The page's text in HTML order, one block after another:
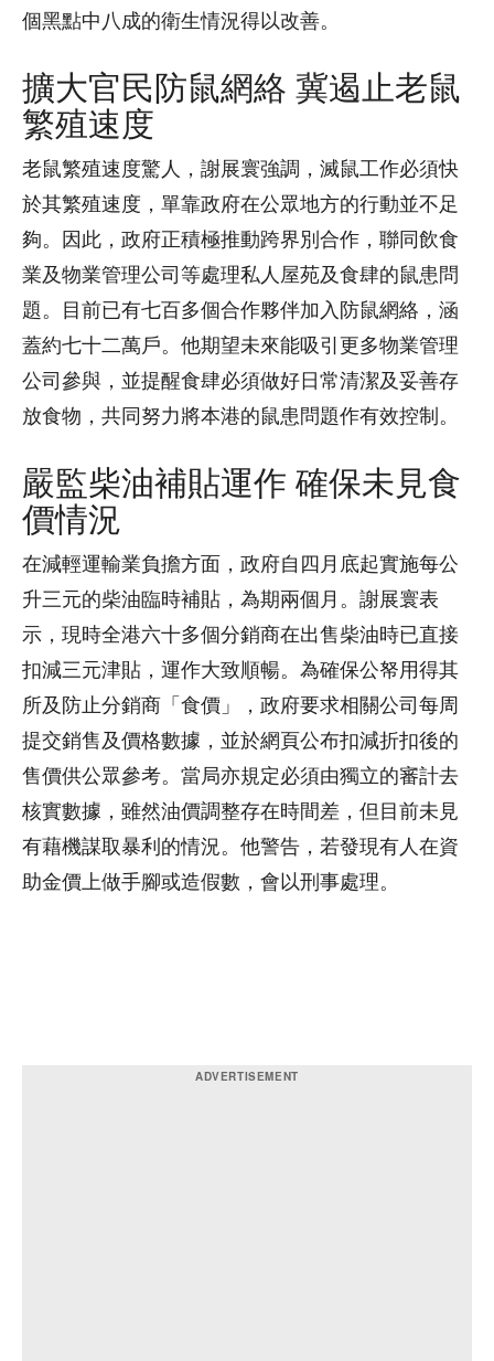
個黑點中八成的衛生情況得以改善。
擴大官民防鼠網絡 冀遏止老鼠
繁殖速度
老鼠繁殖速度驚人，謝展寰強調，滅鼠工作必須快
於其繁殖速度，單靠政府在公眾地方的行動並不足
夠。因此，政府正積極推動跨界別合作，聯同飲食
業及物業管理公司等處理私人屋苑及食肆的鼠患問
題。目前已有七百多個合作夥伴加入防鼠網絡，涵
蓋約七十二萬戶。他期望未來能吸引更多物業管理
公司參與，並提醒食肆必須做好日常清潔及妥善存
放食物，共同努力將本港的鼠患問題作有效控制。
嚴監柴油補貼運作 確保未見食
價情況
在減輕運輸業負擔方面，政府自四月底起實施每公
升三元的柴油臨時補貼，為期兩個月。謝展寰表
示，現時全港六十多個分銷商在出售柴油時已直接
扣減三元津貼，運作大致順暢。為確保公帑用得其
所及防止分銷商「食價」，政府要求相關公司每周
提交銷售及價格數據，並於網頁公布扣減折扣後的
售價供公眾參考。當局亦規定必須由獨立的審計去
核實數據，雖然油價調整存在時間差，但目前未見
有藉機謀取暴利的情況。他警告，若發現有人在資
助金價上做手腳或造假數，會以刑事處理。